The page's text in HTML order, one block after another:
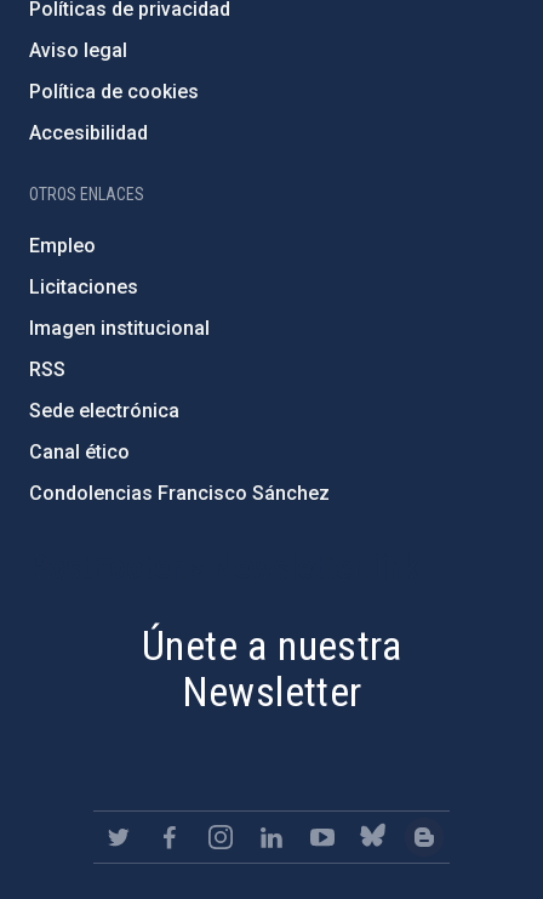
Políticas de privacidad
Aviso legal
Política de cookies
Accesibilidad
OTROS ENLACES
Empleo
Licitaciones
Imagen institucional
RSS
Sede electrónica
Canal ético
Condolencias Francisco Sánchez
Únete a nuestra
Newsletter